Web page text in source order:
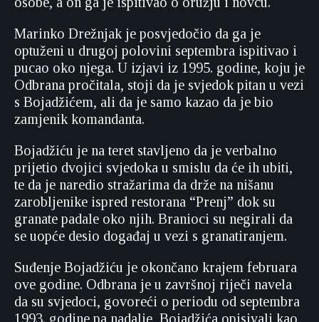
Marinko Drežnjak je posvjedočio da ga je
optuženi u drugoj polovini septembra ispitivao i
pucao oko njega. U izjavi iz 1995. godine, koju je
Odbrana pročitala, stoji da je svjedok pitan u vezi
s Bojadžićem, ali da je samo kazao da je bio
zamjenik komandanta.
Bojadžiću je na teret stavljeno da je verbalno
prijetio dvojici svjedoka u smislu da će ih ubiti,
te da je naredio stražarima da drže na nišanu
zarobljenike ispred restorana “Prenj” dok su
granate padale oko njih. Branioci su negirali da
se uopće desio događaj u vezi s granatiranjem.
Suđenje Bojadžiću je okončano krajem februara
ove godine. Odbrana je u završnoj riječi navela
da su svjedoci, govoreći o periodu od septembra
1993. godine pa nadalje, Bojadžića opisivali kao